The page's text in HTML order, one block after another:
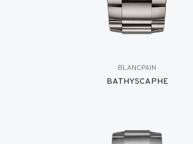
BLANCPAIN
BATHYSCAPHE